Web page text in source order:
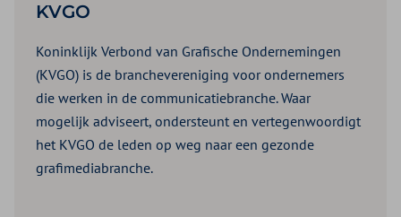
KVGO
Koninklijk Verbond van Grafische Ondernemingen
(KVGO) is de branchevereniging voor ondernemers
die werken in de communicatiebranche. Waar
mogelijk adviseert, ondersteunt en vertegenwoordigt
het KVGO de leden op weg naar een gezonde
grafimediabranche.